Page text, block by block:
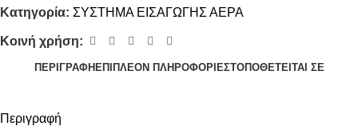
Κατηγορία: ΣΥΣΤΗΜΑ ΕΙΣΑΓΩΓΗΣ ΑΕΡΑ
Κοινή χρήση:
ΠΕΡΙΓΡΑΦΉ ΕΠΙΠΛΈΟΝ ΠΛΗΡΟΦΟΡΊΕΣΤΟΠΟΘΕΤΕΊΤΑΙ ΣΕ
Περιγραφή